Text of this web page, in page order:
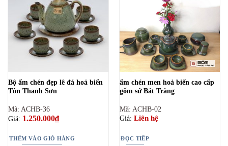
Bộ ấm chén đẹp lê đá hoả biến
Tôn Thanh Sơn
Mã: ACHB-36
Giá: 1.250.000₫
THÊM VÀO GIỎ HÀNG
ấm chén men hoả biến cao cấp
gốm sứ Bát Tràng
Mã: ACHB-02
Giá: Liên hệ
ĐỌC TIẾP